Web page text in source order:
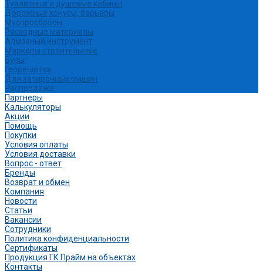
Туалетные и душевые кабины
Дорожные конусы, барьеры
Мусоросбросы
Расходные материалы
Алмазный инструмент
Маркеры строительные
Буры
Георешетка
Для затирочных машин
Распродажа
Партнеры
Калькуляторы
Акции
Помощь
Покупки
Условия оплаты
Условия доставки
Вопрос - ответ
Бренды
Возврат и обмен
Компания
Новости
Статьи
Вакансии
Сотрудники
Политика конфиденциальности
Сертификаты
Продукция ГК Прайм на объектах
Контакты